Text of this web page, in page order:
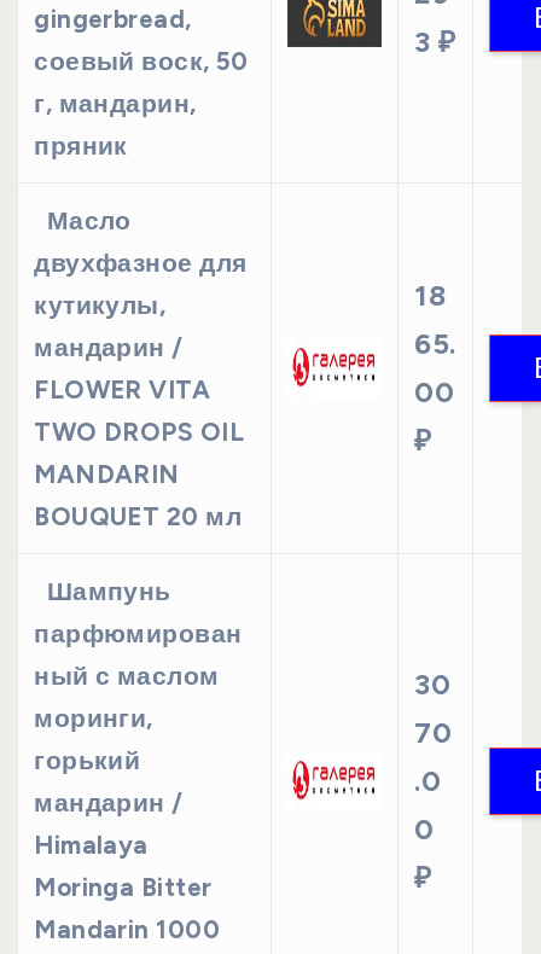
gingerbread,
соевый воск, 50
г, мандарин,
пряник
3 ₽
Масло
двухфазное для
кутикулы,
мандарин /
FLOWER VITA
TWO DROPS OIL
MANDARIN
BOUQUET 20 мл
18
65.
00
₽
Шампунь
парфюмирован
ный с маслом
моринги,
горький
мандарин /
Himalaya
Moringa Bitter
Mandarin 1000
30
70
.0
0
₽